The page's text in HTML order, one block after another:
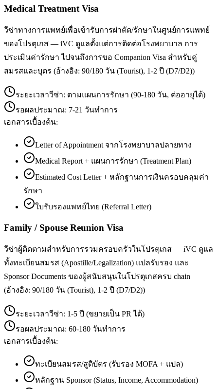
Medical Treatment Visa
วีซ่าทางการแพทย์เพื่อเข้ารับการผ่าตัด/รักษาในศูนย์การแพทย์
ของโปรตุเกส — iVC ดูแลตั้งแต่การติดต่อโรงพยาบาล การ
ประเมินค่ารักษา ไปจนถึงการขอ Companion Visa สำหรับคู่
สมรสและบุตร (อ้างอิง: 90/180 วัน (Tourist), 1-2 ปี (D7/D2))
ระยะเวลาวีซ่า: ตามแผนการรักษา (90-180 วัน, ต่ออายุได้)
รอผลประมาณ: 7-21 วันทำการ
เอกสารเบื้องต้น:
Letter of Appointment จากโรงพยาบาลปลายทาง
Medical Report + แผนการรักษา (Treatment Plan)
Estimated Cost Letter + หลักฐานการเงินครอบคลุมค่า
รักษา
ใบรับรองแพทย์ไทย (Referral Letter)
Family / Spouse Reunion Visa
วีซ่าผู้ติดตามสำหรับการรวมครอบครัวในโปรตุเกส — iVC ดูแล
ทั้งทะเบียนสมรส (Apostille/Legalization) แปลรับรอง และ
Sponsor Documents ของผู้สนับสนุนในโปรตุเกสครบ chain
(อ้างอิง: 90/180 วัน (Tourist), 1-2 ปี (D7/D2))
ระยะเวลาวีซ่า: 1-5 ปี (ขยายเป็น PR ได้)
รอผลประมาณ: 60-180 วันทำการ
เอกสารเบื้องต้น:
ทะเบียนสมรส/สูติบัตร (รับรอง MOFA + แปล)
หลักฐาน Sponsor (Status, Income, Accommodation)